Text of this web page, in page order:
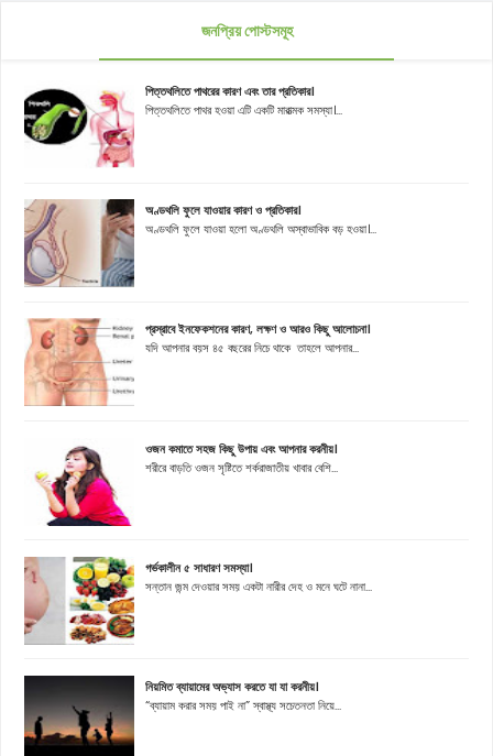
জনপ্রিয় পোস্টসমূহ
পিত্তথলিতে পাথরের কারণ এবং তার প্রতিকার।
পিত্তথলিতে পাথর হওয়া এটি একটি মারাত্মক সমস্যা।...
অণ্ডথলি ফুলে যাওয়ার কারণ ও প্রতিকার।
অণ্ডথলি ফুলে যাওয়া হলো অণ্ডথলি অস্বাভাবিক বড় হওয়া।...
প্রস্রাবে ইনফেকশনের কারণ, লক্ষণ ও আরও কিছু আলোচনা।
যদি আপনার বয়স ৪৫ বছরের নিচে থাকে তাহলে আপনার...
ওজন কমাতে সহজ কিছু উপায় এবং আপনার করনীয়।
শরীরে বাড়তি ওজন সৃষ্টিতে শর্করাজাতীয় খাবার বেশি...
গর্ভকালীন ৫ সাধারণ সমস্যা।
সন্তান জন্ম দেওয়ার সময় একটা নারীর দেহ ও মনে ঘটে নানা...
নিয়মিত ব্যায়ামের অভ্যাস করতে যা যা করনীয়।
“ব্যায়াম করার সময় পাই না” স্বাস্থ্য সচেতনতা নিয়ে...